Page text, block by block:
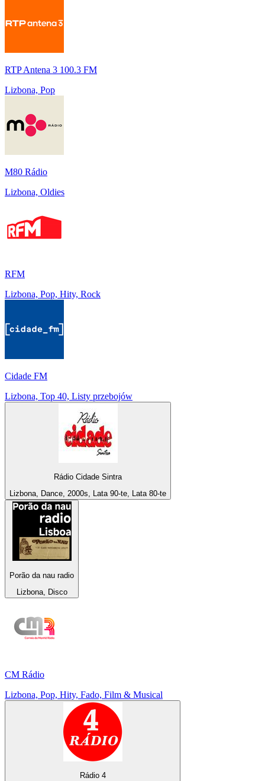
RTP Antena 3 100.3 FM
Lizbona, Pop
M80 Rádio
Lizbona, Oldies
RFM
Lizbona, Pop, Hity, Rock
Cidade FM
Lizbona, Top 40, Listy przebojów
Rádio Cidade Sintra
Lizbona, Dance, 2000s, Lata 90-te, Lata 80-te
Porão da nau radio
Lizbona, Disco
CM Rádio
Lizbona, Pop, Hity, Fado, Film & Musical
Rádio 4